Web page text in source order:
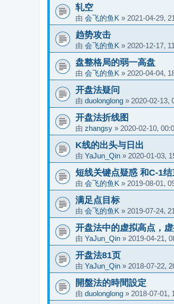
轧空
由 会飞的鱼K » 2021-04-29,
趋势攻击
由 会飞的鱼K » 2020-12-17,
盘整格局的弱一高盘
由 会飞的鱼K » 2020-04-04,
开盘法疑问
由 duolonglong » 2020-02-13,
开盘法折线图
由 zhangsy » 2020-02-10,
K线的出头与日出
由 YaJun_Qin » 2020-01-03,
短线关键点疑惑 和C-1结
由 会飞的鱼K » 2019-08-01,
满足点目标
由 会飞的鱼K » 2019-07-24,
开盘法中的虚拟高点，
由 YaJun_Qin » 2019-04-21,
开盘法81页
由 YaJun_Qin » 2018-07-22,
開盤法的時間設定
由 duolonglong » 2018-07-01,